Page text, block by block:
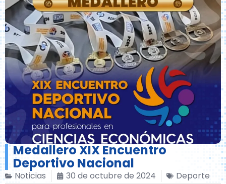
Medallero XIX Encuentro
Deportivo Nacional
Noticias 30 de octubre de 2024
Deporte